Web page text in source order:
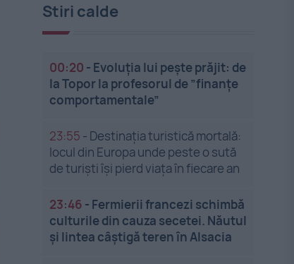
Stiri calde
00:20 - Evoluția lui pește prăjit: de
la Topor la profesorul de ”finanțe
comportamentale”
23:55 - Destinația turistică mortală:
locul din Europa unde peste o sută
de turiști își pierd viața în fiecare an
23:46 - Fermierii francezi schimbă
culturile din cauza secetei. Năutul
și lintea câștigă teren în Alsacia